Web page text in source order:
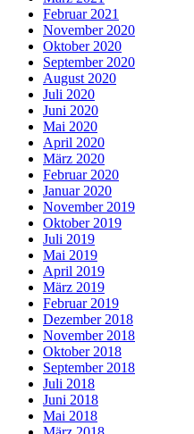
Februar 2021
November 2020
Oktober 2020
September 2020
August 2020
Juli 2020
Juni 2020
Mai 2020
April 2020
März 2020
Februar 2020
Januar 2020
November 2019
Oktober 2019
Juli 2019
Mai 2019
April 2019
März 2019
Februar 2019
Dezember 2018
November 2018
Oktober 2018
September 2018
Juli 2018
Juni 2018
Mai 2018